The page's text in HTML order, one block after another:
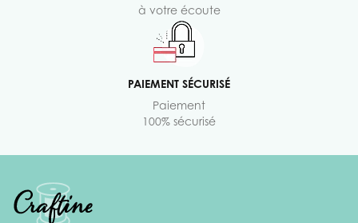
à votre écoute
PAIEMENT SÉCURISÉ
Paiement
100% sécurisé